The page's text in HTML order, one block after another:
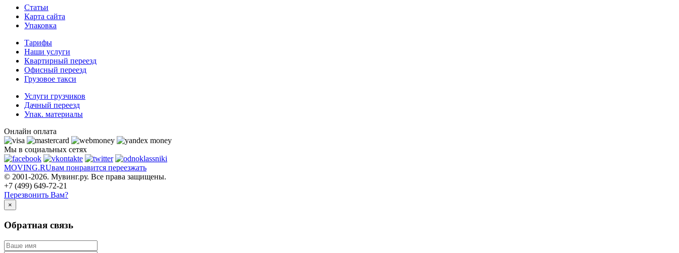
Статьи
Карта сайта
Упаковка
Тарифы
Наши услуги
Квартирный переезд
Офисный переезд
Грузовое такси
Услуги грузчиков
Дачный переезд
Упак. материалы
Онлайн оплата
Мы в социальных сетях
MOVING.RUвам понравится переезжать
© 2001-2026. Мувинг.ру. Все права защищены.
+7 (499) 649-72-21
Перезвонить Вам?
×
Обратная связь